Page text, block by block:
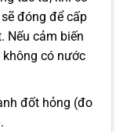
đóng để cấp
Nếu cảm biến
không có nước
đốt hỏng (đo